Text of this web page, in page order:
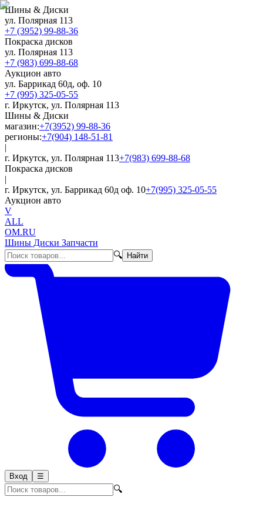
Шины & Диски
ул. Полярная 113
+7 (3952) 99-88-36
Покраска дисков
ул. Полярная 113
+7 (983) 699-88-68
Аукцион авто
ул. Баррикад 60д, оф. 10
+7 (995) 325-05-55
г. Иркутск, ул. Полярная 113
Шины & Диски
магазин:+7(3952) 99-88-36
регионы:+7(904) 148-51-81
|
г. Иркутск, ул. Полярная 113+7(983) 699-88-68
Покраска дисков
|
г. Иркутск, ул. Баррикад 60д оф. 10+7(995) 325-05-55
Аукцион авто
V
ALL
OM.RU
Шины Диски Запчасти
🔍
Найти
Вход ☰
🔍